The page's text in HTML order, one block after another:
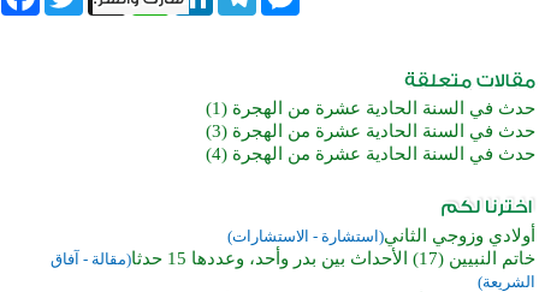
حدث في السنة الحادية عشرة من الهجرة (1)
حدث في السنة الحادية عشرة من الهجرة (3)
حدث في السنة الحادية عشرة من الهجرة (4)
أولادي وزوجي الثاني(استشارة - الاستشارات)
خاتم النبيين (17) الأحداث بين بدر وأحد، وعددها 15 حدثا
(مقالة - آفاق
الشريعة)